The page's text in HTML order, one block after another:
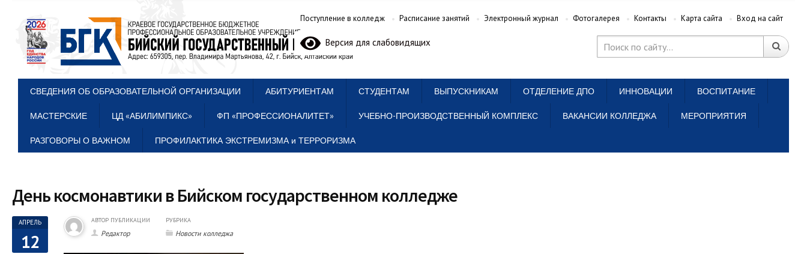
Поступление в колледж Расписание занятий Электронный журнал Фотогалерея Контакты Карта сайта Вход на сайт
Версия для слабовидящих
СВЕДЕНИЯ ОБ ОБРАЗОВАТЕЛЬНОЙ ОРГАНИЗАЦИИ АБИТУРИЕНТАМ СТУДЕНТАМ ВЫПУСКНИКАМ ОТДЕЛЕНИЕ ДПО ИННОВАЦИИ ВОСПИТАНИЕ
МАСТЕРСКИЕ ЦД «АБИЛИМПИКС» ФП «ПРОФЕССИОНАЛИТЕТ» УЧЕБНО-ПРОИЗВОДСТВЕННЫЙ КОМПЛЕКС ВАКАНСИИ КОЛЛЕДЖА МЕРОПРИЯТИЯ
РАЗГОВОРЫ О ВАЖНОМ ПРОФИЛАКТИКА ЭКСТРЕМИЗМА и ТЕРРОРИЗМА
День космонавтики в Бийском государственном колледже
АПРЕЛЬ
12
АВТОР ПУБЛИКАЦИИ
Редактор
РУБРИКА
Новости колледжа